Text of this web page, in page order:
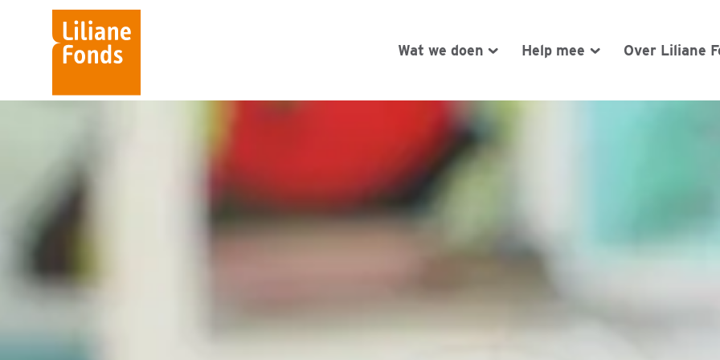
Liliane
Fonds
Wat we doen Help mee Over Liliane